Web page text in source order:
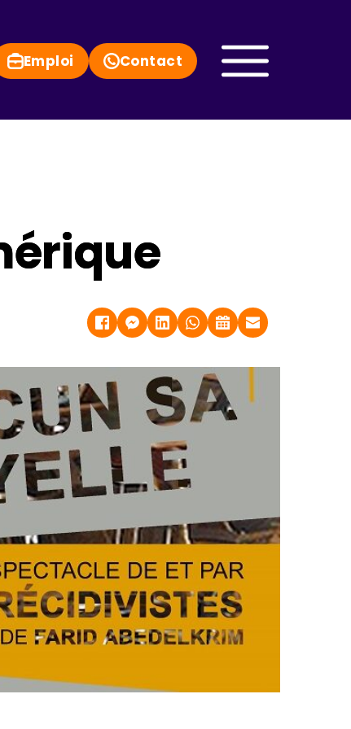
Emploi Contact